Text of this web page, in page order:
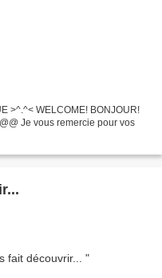
>^.^< WELCOME! BONJOUR!
Je vous remercie pour vos